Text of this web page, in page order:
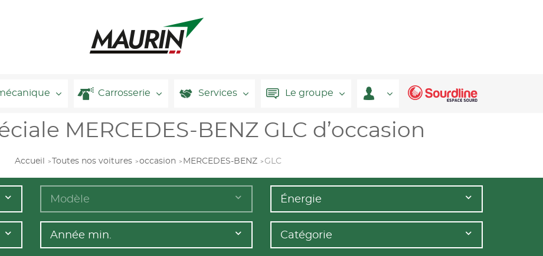
Carrosserie Services Le groupe
MERCEDES-BENZ GLC d’occasion
Accueil Toutes nos voitures occasion MERCEDES-BENZ GLC
Modèle Énergie
Année min. Catégorie